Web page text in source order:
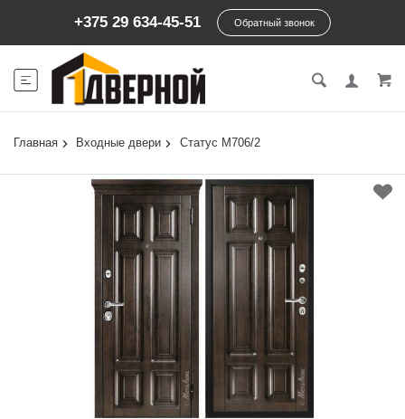
+375 29 634-45-51 Обратный звонок
Главная Входные двери Статус М706/2